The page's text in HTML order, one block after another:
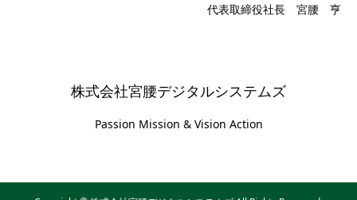
代表取締役社長 宮腰 亨
株式会社宮腰デジタルシステムズ
Passion Mission & Vision Action